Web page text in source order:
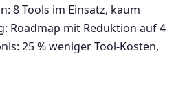
8 Tools im Einsatz, kaum
Roadmap mit Reduktion auf 4
25 % weniger Tool-Kosten,